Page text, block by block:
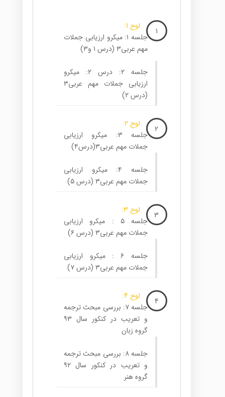
1
لوح 1:
جلسه ۱: میکرو ارزیابی جملات
مهم عربی۳ (درس ۱ و۳)
جلسه ۲: درس ۲: میکرو
ارزیابی جملات مهم عربی۳
(درس ۲)
2
لوح 2:
جلسه ۳: میکرو ارزیابی
جملات مهم عربی۳(درس۴)
جلسه ۴: میکرو ارزیابی
جملات مهم عربی۳ (درس ۵)
3
لوح 3:
جلسه ۵ : میکرو ارزیابی
جملات مهم عربی۳ (درس ۶)
جلسه ۶ : میکرو ارزیابی
جملات مهم عربی۳ (درس ۷)
4
لوح 4:
جلسه ۷: بررسی مبحث ترجمه
و تعریب در کنکور سال ۹۳
گروه زبان
جلسه ۸: بررسی مبحث ترجمه
و تعریب در کنکور سال ۹۲
گروه هنر